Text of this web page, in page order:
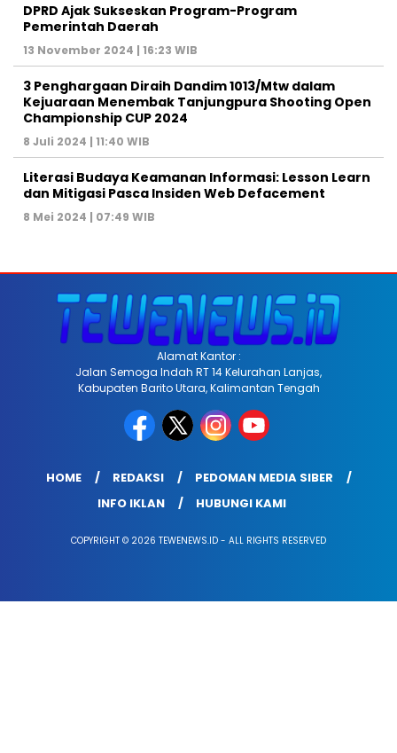
DPRD Ajak Sukseskan Program-Program
Pemerintah Daerah
13 November 2024 | 16:23 WIB
3 Penghargaan Diraih Dandim 1013/Mtw dalam
Kejuaraan Menembak Tanjungpura Shooting Open
Championship CUP 2024
8 Juli 2024 | 11:40 WIB
Literasi Budaya Keamanan Informasi: Lesson Learn
dan Mitigasi Pasca Insiden Web Defacement
8 Mei 2024 | 07:49 WIB
Alamat Kantor :
Jalan Semoga Indah RT 14 Kelurahan Lanjas,
Kabupaten Barito Utara, Kalimantan Tengah
HOME REDAKSI
PEDOMAN MEDIA SIBER
INFO IKLAN
HUBUNGI KAMI
COPYRIGHT © 2026 TEWENEWS.ID - ALL RIGHTS RESERVED